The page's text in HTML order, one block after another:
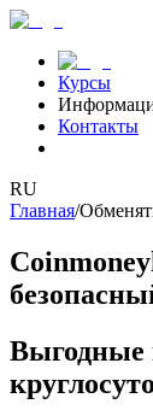
Курсы
Контакты
RU
Главная/
Выгодные